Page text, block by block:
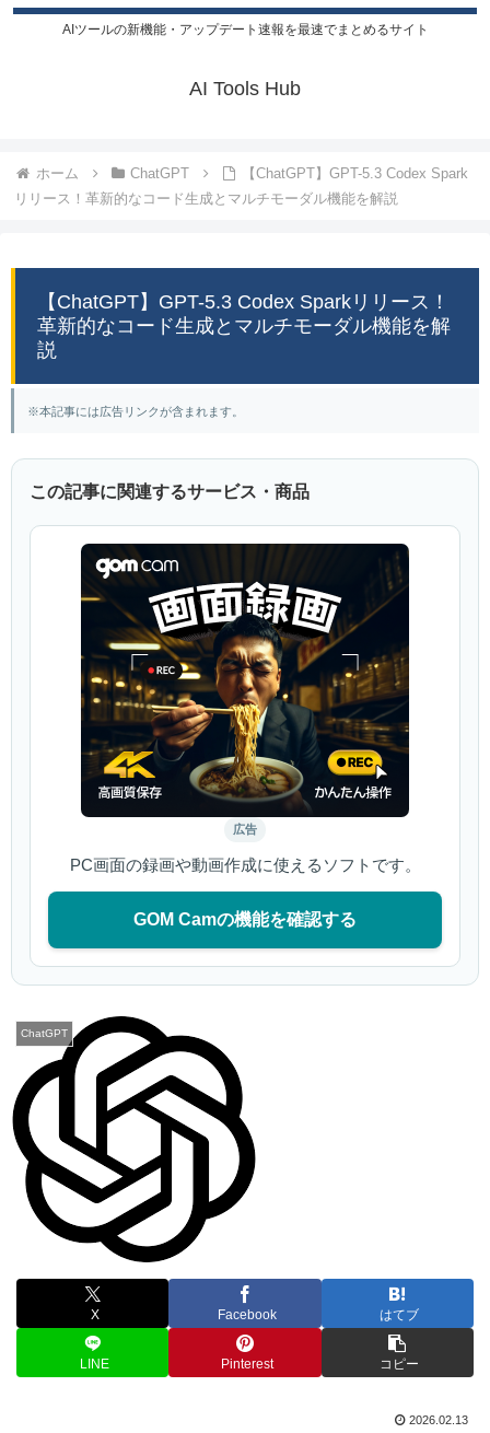
AIツールの新機能・アップデート速報を最速でまとめるサイト
AI Tools Hub
ホーム ChatGPT
【ChatGPT】GPT-5.3 Codex Spark
リリース！革新的なコード生成とマルチモーダル機能を解説
【ChatGPT】GPT-5.3 Codex Sparkリリース！
革新的なコード生成とマルチモーダル機能を解
説
※本記事には広告リンクが含まれます。
この記事に関連するサービス・商品
広告
PC画面の録画や動画作成に使えるソフトです。
GOM Camの機能を確認する
ChatGPT
X Facebook はてブ
LINE Pinterest コピー
2026.02.13